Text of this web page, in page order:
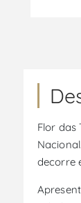
Flor das
decorre